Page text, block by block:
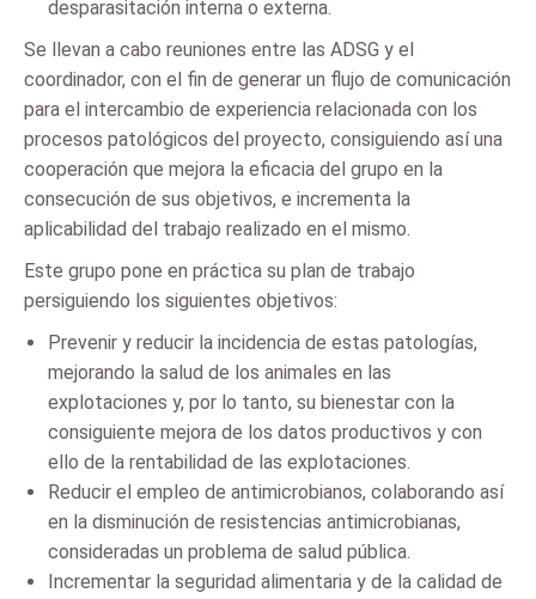
desparasitación interna o externa.
Se llevan a cabo reuniones entre las ADSG y el
coordinador, con el fin de generar un flujo de comunicación
para el intercambio de experiencia relacionada con los
procesos patológicos del proyecto, consiguiendo así una
cooperación que mejora la eficacia del grupo en la
consecución de sus objetivos, e incrementa la
aplicabilidad del trabajo realizado en el mismo.
Este grupo pone en práctica su plan de trabajo
persiguiendo los siguientes objetivos:
Prevenir y reducir la incidencia de estas patologías,
mejorando la salud de los animales en las
explotaciones y, por lo tanto, su bienestar con la
consiguiente mejora de los datos productivos y con
ello de la rentabilidad de las explotaciones.
Reducir el empleo de antimicrobianos, colaborando así
en la disminución de resistencias antimicrobianas,
consideradas un problema de salud pública.
Incrementar la seguridad alimentaria y de la calidad de